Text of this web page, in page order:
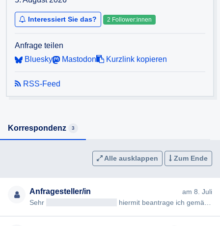
Interessiert Sie das? 2 Follower:innen
Anfrage teilen
Bluesky
Mastodon Kurzlink kopieren
RSS-Feed
Korrespondenz 3
Alle ausklappen Zum Ende
Anfragesteller/in
am 8. Juli
Sehr
hiermit beantrage ich gemäß § 7ff Informationsfreiheitsgesetz (IFG) die Erteilung fo…